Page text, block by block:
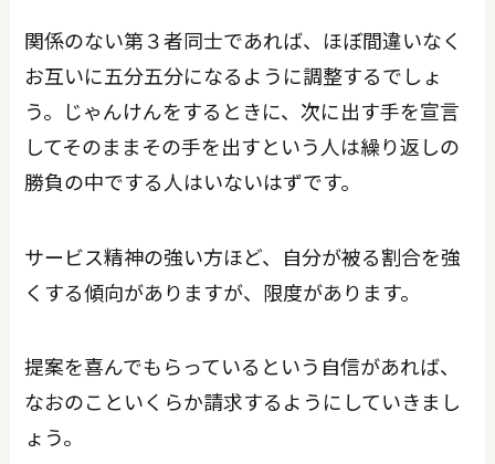
関係のない第３者同士であれば、ほぼ間違いなく
お互いに五分五分になるように調整するでしょ
う。じゃんけんをするときに、次に出す手を宣言
してそのままその手を出すという人は繰り返しの
勝負の中でする人はいないはずです。
サービス精神の強い方ほど、自分が被る割合を強
くする傾向がありますが、限度があります。
提案を喜んでもらっているという自信があれば、
なおのこといくらか請求するようにしていきまし
ょう。